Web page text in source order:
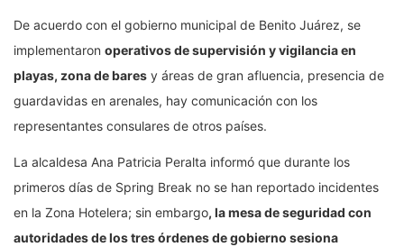
De acuerdo con el gobierno municipal de Benito Juárez, se
implementaron operativos de supervisión y vigilancia en
playas, zona de bares y áreas de gran afluencia, presencia de
guardavidas en arenales, hay comunicación con los
representantes consulares de otros países.
La alcaldesa Ana Patricia Peralta informó que durante los
primeros días de Spring Break no se han reportado incidentes
en la Zona Hotelera; sin embargo, la mesa de seguridad con
autoridades de los tres órdenes de gobierno sesiona